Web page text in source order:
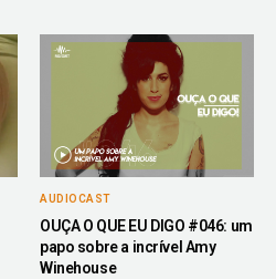
AUDIOCAST
OUÇA O QUE EU DIGO #046: um
papo sobre a incrível Amy
Winehouse